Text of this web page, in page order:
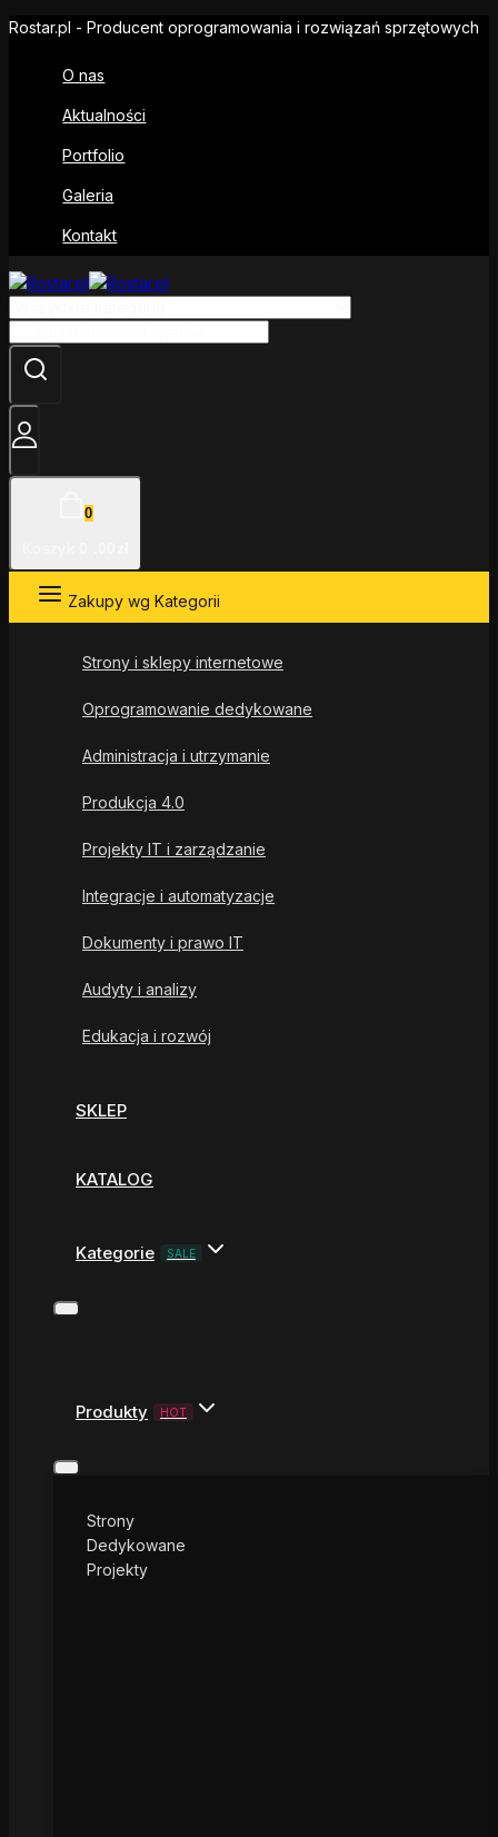
Rostar.pl - Producent oprogramowania i rozwiązań sprzętowych
O nas
Aktualności
Portfolio
Galeria
Kontakt
0
Zakupy wg Kategorii
Strony i sklepy internetowe
Oprogramowanie dedykowane
Administracja i utrzymanie
Produkcja 4.0
Projekty IT i zarządzanie
Integracje i automatyzacje
Dokumenty i prawo IT
Audyty i analizy
Edukacja i rozwój
SKLEP
KATALOG
Kategorie SALE
Produkty HOT
Strony
Dedykowane
Projekty